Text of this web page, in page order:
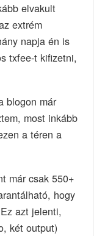
elvakult
extrém
napja én is
txfee-t kifizetni,
blogon már
most inkább
a téren a
már csak 550+
hogy
azt jelenti,
két output)